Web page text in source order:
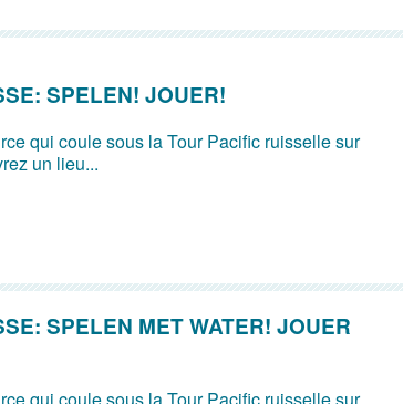
SPELEN! JOUER!
qui coule sous la Tour Pacific ruisselle sur
un lieu...
SPELEN MET WATER! JOUER